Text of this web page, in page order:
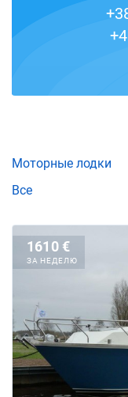
Моторные лодки
Все
1610 €
ЗА НЕДЕЛЮ